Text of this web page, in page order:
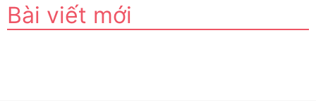
Bài viết mới